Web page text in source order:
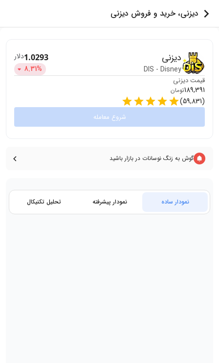
دیزنی، خرید و فروش دیزنی
دیزنی
DIS - Disney
1.0293دلار
8.31%
قیمت دیزنی
189,391تومان
(
59,831
)
شروع معامله
گوش به زنگ نوسانات در بازار باشید
نمودار ساده نمودار پیشرفته تحلیل تکنیکال